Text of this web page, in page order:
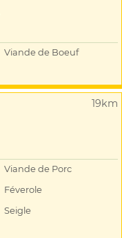
Viande de Boeuf
19km
Viande de Porc
Féverole
Seigle